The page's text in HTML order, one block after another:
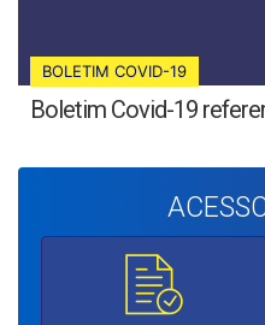
BOLETIM COVID-19
Boletim Covid-19